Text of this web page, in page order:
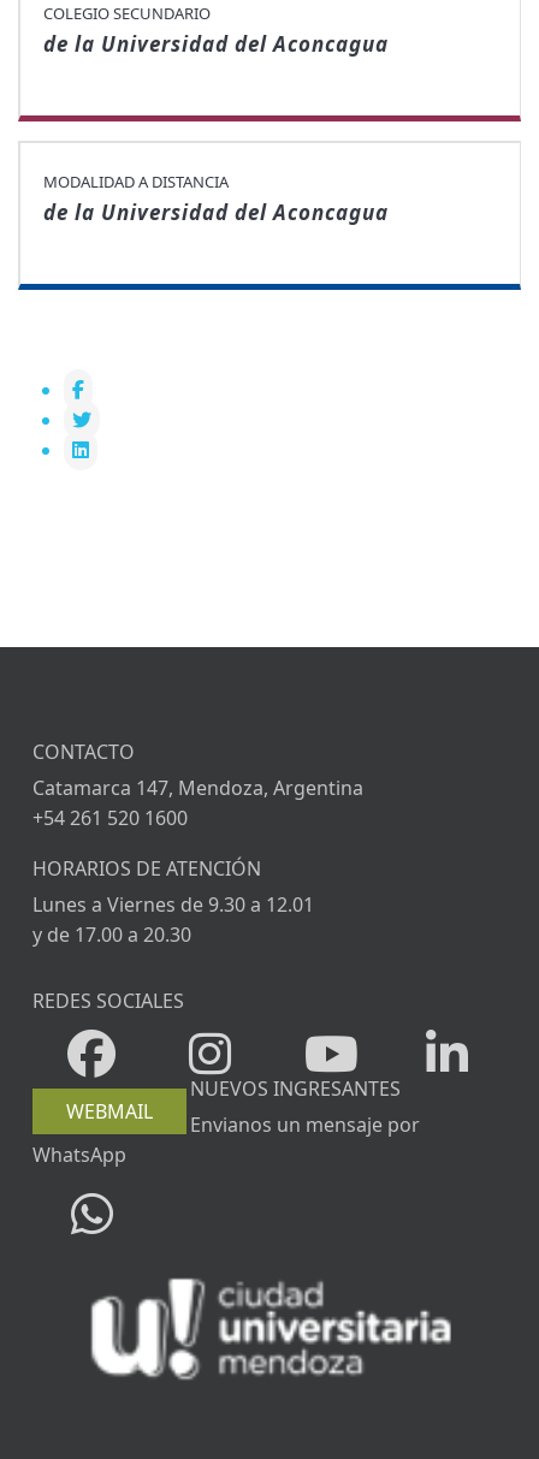
COLEGIO SECUNDARIO
de la Universidad del Aconcagua
MODALIDAD A DISTANCIA
de la Universidad del Aconcagua
CONTACTO
Catamarca 147, Mendoza, Argentina
+54 261 520 1600
HORARIOS DE ATENCIÓN
Lunes a Viernes de 9.30 a 12.01
y de 17.00 a 20.30
REDES SOCIALES
WEBMAIL
NUEVOS INGRESANTES
Envianos un mensaje por
WhatsApp